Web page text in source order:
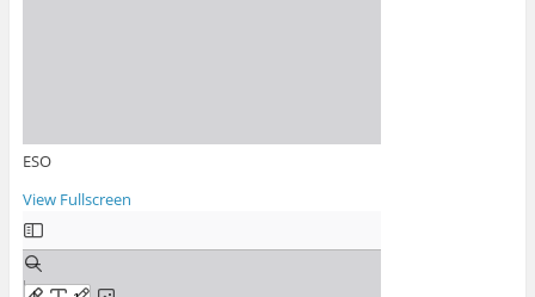
ESO
View Fullscreen